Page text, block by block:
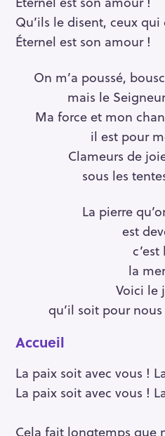
Qu’ils le disent, ceux
Éternel est son amour !
On m’a poussé,
mais le
Ma force et mon
il est pour
Clameurs de
sous les
La pierre
est
la
Voici le
qu’il soit pour
Accueil
La paix soit avec vous !
La paix soit avec vous !
Cela fait longtemps que